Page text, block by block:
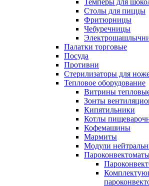
Темперы для
Столы для пиццы
Фритюрницы
Чебуречницы
Палатки торговые
Посуда
Противни
Стерилизаторы для
Тепловое оборудование
Витрины
Зонты
Кипятильники
Котлы
Кофемашины
Мармиты
Модули